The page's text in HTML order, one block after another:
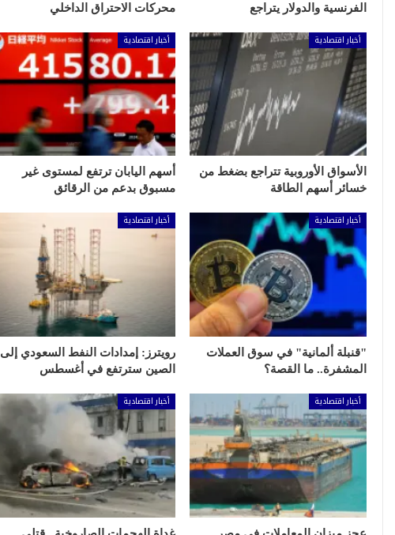
الفرنسية والدولار يتراجع
محركات الاحتراق الداخلي
أخبار اقتصادية
الأسواق الأوروبية تتراجع بضغط من
خسائر أسهم الطاقة
أخبار اقتصادية
أسهم اليابان ترتفع لمستوى غير
مسبوق بدعم من الرقائق
أخبار اقتصادية
"قنبلة ألمانية" في سوق العملات
المشفرة.. ما القصة؟
أخبار اقتصادية
رويترز: إمدادات النفط السعودي إلى
الصين سترتفع في أغسطس
أخبار اقتصادية أخبار اقتصادية